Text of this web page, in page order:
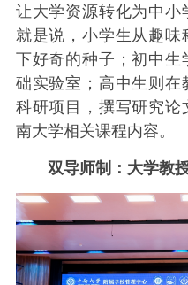
让大学资源转化为中小
就是说，小学生从趣味
下好奇的种子；初中生
础实验室；高中生则在
科研项目，撰写研究论
南大学相关课程内容。
双导师制：大学教授